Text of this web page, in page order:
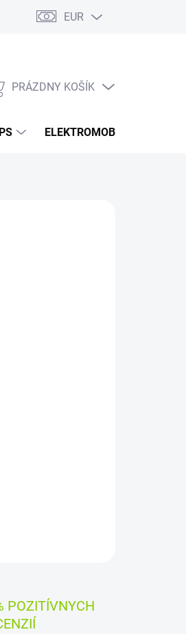
údajov Súbory cookies
EUR
NÁKUPNÝ
PRÁZDNY KOŠÍK
ELEKTROMOBILITA
POZITÍVNYCH